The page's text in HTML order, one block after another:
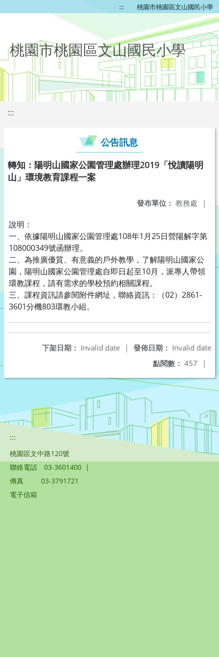
::: 桃園市桃園區文山國民小學
桃園市桃園區文山國民小學
:::
公告訊息
轉知：陽明山國家公園管理處辦理2019「悅讀陽明
山」環境教育課程一案
發布單位： 教務處 |
說明：
一、依據陽明山國家公園管理處108年1月25日營陽解字第
108000349號函辦理。
二、為推廣優質、有意義的戶外教學，了解陽明山國家公
園，陽明山國家公園管理處自即日起至10月，派專人帶領
環教課程，請有需求的學校預約相關課程。
三、課程資訊請參閱附件網址，聯絡資訊：（02）2861-
3601分機803環教小組。
發佈日期： Invalid date
下架日期： Invalid date
|
點閱數： 457 |
:::
桃園區文中路120號
聯絡電話
03-3601400 |
傳真
03-3791721
電子信箱